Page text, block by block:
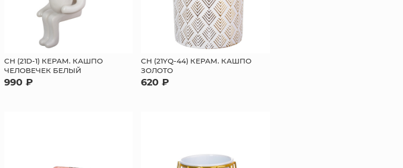
СН (21D-1) КЕРАМ. КАШПО
ЧЕЛОВЕЧЕК БЕЛЫЙ
990 ₽
СН (21YQ-44) КЕРАМ. КАШПО
ЗОЛОТО
620 ₽